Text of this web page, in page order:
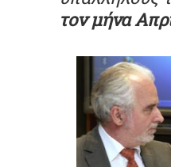
τον μήνα